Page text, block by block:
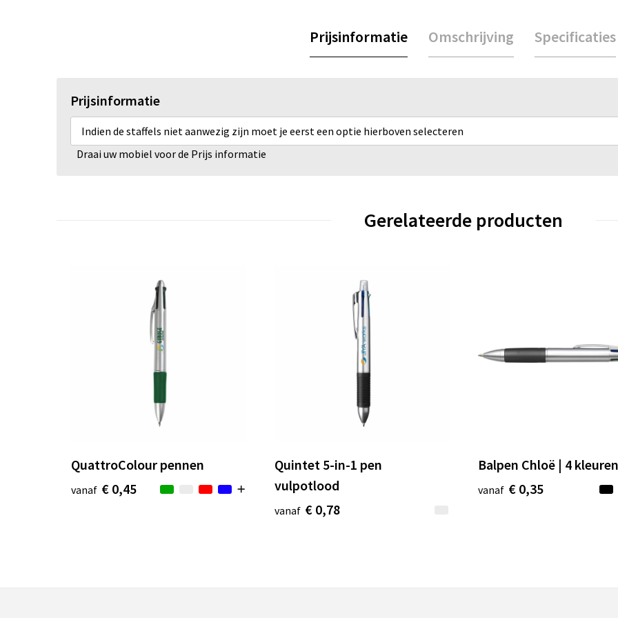
Prijsinformatie Omschrijving Specificaties
Prijsinformatie
Indien de staffels niet aanwezig zijn moet je eerst een optie hierboven selecteren
Draai uw mobiel voor de Prijs informatie
Gerelateerde producten
QuattroColour pennen
vanaf € 0,45
Quintet 5-in-1 pen
vulpotlood
vanaf € 0,78
Balpen Chloë | 4 kleuren
vanaf € 0,35